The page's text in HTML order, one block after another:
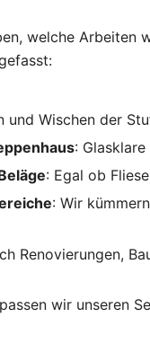
welche Arbeiten
und Wischen der
:
: Egal ob
: Wir
Renovierungen,
wir unseren